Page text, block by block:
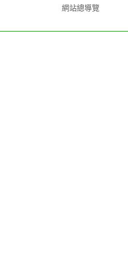
網站總導覽